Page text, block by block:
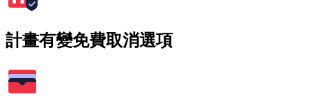
計畫有變免費取消選項